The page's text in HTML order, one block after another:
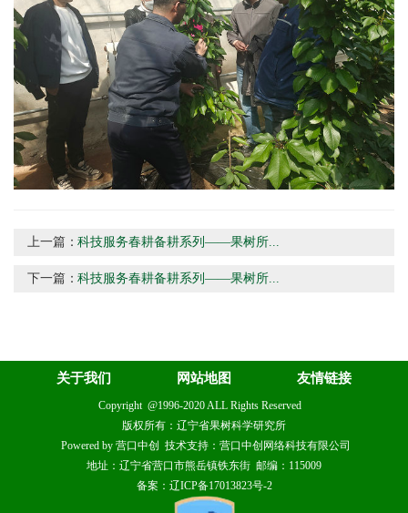
上一篇：科技服务春耕备耕系列——果树所...
下一篇：科技服务春耕备耕系列——果树所...
关于我们 网站地图 友情链接
Copyright @1996-2020 ALL Rights Reserved
版权所有：辽宁省果树科学研究所
Powered by 营口中创 技术支持：营口中创网络科技有限公司
地址：辽宁省营口市熊岳镇铁东街 邮编：115009
备案：辽ICP备17013823号-2